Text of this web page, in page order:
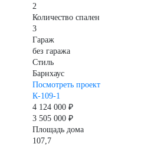
2
Количество спален
3
Гараж
без гаража
Стиль
Барнхаус
Посмотреть проект
К-109-1
4 124 000 ₽
3 505 000 ₽
Площадь дома
107,7